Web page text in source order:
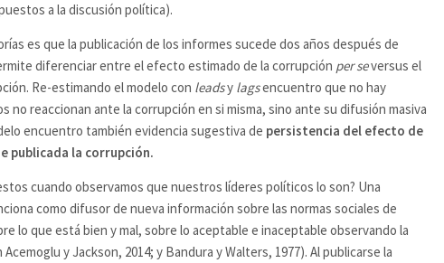
a la discusión política).
es que la publicación de los informes sucede dos años después de
diferenciar entre el efecto estimado de la corrupción per seversus el
Re-estimando el modelo con leadsy lagsencuentro que no hay
no reaccionan ante la corrupción en si misma, sino ante su difusión masiva
encuentro también evidencia sugestiva de persistencia del efecto de
publicada la corrupción.
cuando observamos que nuestros líderes políticos lo son? Una
como difusor de nueva información sobre las normas sociales de
lo que está bien y mal, sobre lo aceptable e inaceptable observando la
y Jackson, 2014; y Bandura y Walters, 1977). Al publicarse la